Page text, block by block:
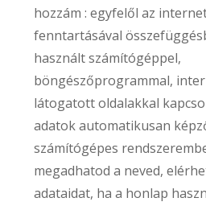
hozzám : egyfelől az
fenntartásával
használt számítógéppel,
böngészőprogrammal,
látogatott oldalakkal
adatok automatikusan
számítógépes
megadhatod a neved,
adataidat, ha a honlap